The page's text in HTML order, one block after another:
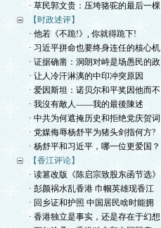
· 草民郭文贵：压垮骆驼的最后一棵
【时政述评】
· 他若《不跪!》, 你就得跪下!
· 习近平拼命也要终身连任的核心机
· 证据确凿：洞朗对峙是场愚民的政
· 让人冷汗淋漓的中印冲突原因
· 爱因斯坦：诺贝尔和平奖因他而不
· 我沒有敵人——我的最後陳述
· 中共为何遮掩历史和拒绝党庆贺词
· 党媒侮辱杨舒平为猪头剑指何方?
· 杨舒平和习近平，哪一位更爱国？
【香江评论】
· 读篡改版《陈启宗致股东函节选》
· 彭颜祸水乱香港 巾帼英雄现香江
· 回乡证和护照 中国居民啥时能拥
· 香港独立是事实，还是存在于幻想